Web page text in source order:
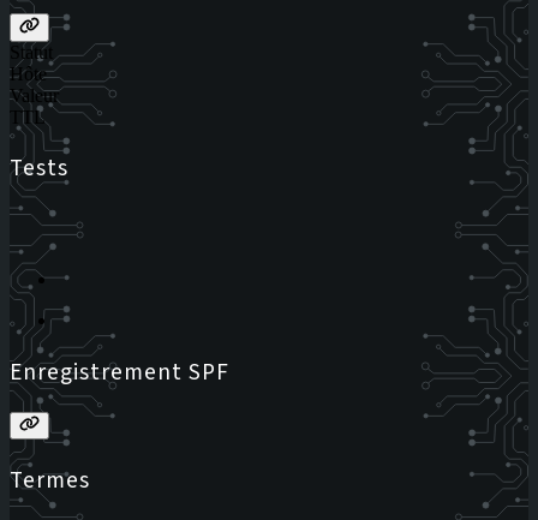
Statut
Hôte
Valeur
TTL
Tests
Enregistrement SPF
Termes